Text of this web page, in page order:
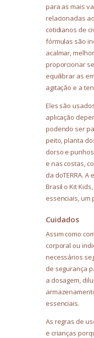
para as mais
relacionadas
cotidianos de
fórmulas são
acalmar,
proporcionar
equilibrar as
agitação e a
Eles são
aplicação
podendo ser
peito, planta
dorso e
e nas costas,
da doTERRA.
Brasil o Kit
essenciais, um
Cuidados
Assim como
corporal ou
necessários
de segurança
a dosagem,
essenciais.
As regras de
e crianças